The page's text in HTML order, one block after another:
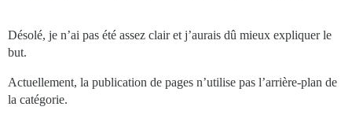
Désolé, je n’ai pas été assez clair et j’aurais dû mieux expliquer le
but.
Actuellement, la publication de pages n’utilise pas l’arrière-plan de
la catégorie.